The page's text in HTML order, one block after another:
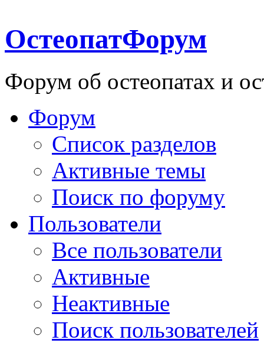
ОстеопатФорум
Форум об остеопатах и
Форум
Список разделов
Активные темы
Поиск по форуму
Пользователи
Все пользователи
Активные
Неактивные
Поиск пользователей